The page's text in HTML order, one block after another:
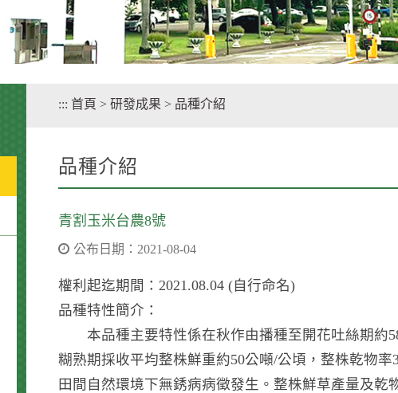
::: 首頁 > 研發成果 > 品種介紹
品種介紹
青割玉米台農8號
公布日期：2021-08-04
權利起迄期間：2021.08.04 (自行命名)
品種特性簡介：
本品種主要特性係在秋作由播種至開花吐絲期約
糊熟期採收平均整株鮮重約50公噸/公頃，整株乾物
田間自然環境下無銹病病徵發生。整株鮮草產量及